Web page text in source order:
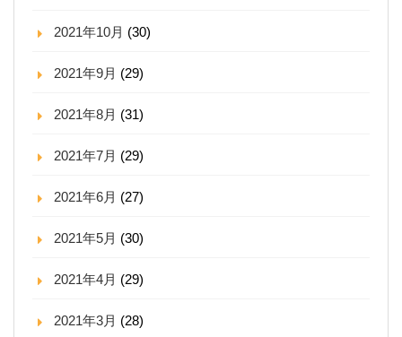
2021年10月 (30)
2021年9月 (29)
2021年8月 (31)
2021年7月 (29)
2021年6月 (27)
2021年5月 (30)
2021年4月 (29)
2021年3月 (28)